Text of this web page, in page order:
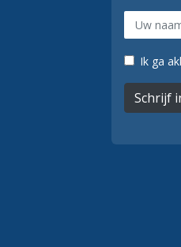
Ik ga
Schrijf